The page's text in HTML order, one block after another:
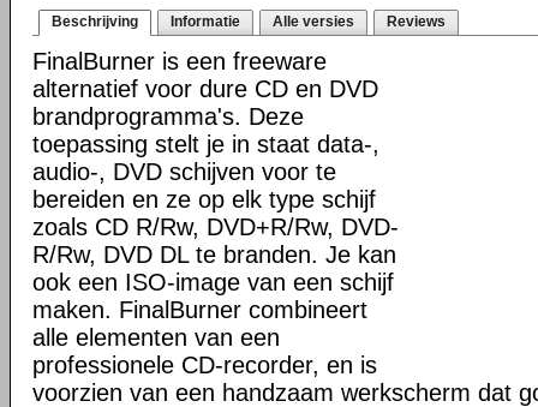
Beschrijving Informatie Alle versies Reviews
FinalBurner is een freeware
alternatief voor dure CD en DVD
brandprogramma's. Deze
toepassing stelt je in staat data-,
audio-, DVD schijven voor te
bereiden en ze op elk type schijf
zoals CD R/Rw, DVD+R/Rw, DVD-
R/Rw, DVD DL te branden. Je kan
ook een ISO-image van een schijf
maken. FinalBurner combineert
alle elementen van een
professionele CD-recorder, en is
voorzien van een handzaam werkscherm dat